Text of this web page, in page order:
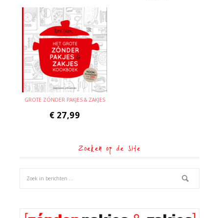
GROTE ZÓNDER PAKJES & ZAKJES
€ 27,99
Zoeken op de site